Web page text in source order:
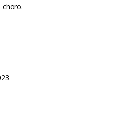
choro.